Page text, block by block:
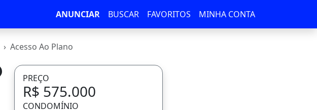
ANUNCIAR BUSCAR FAVORITOS MINHA CONTA
Acesso Ao Plano
PREÇO
R$ 575.000
CONDOMÍNIO